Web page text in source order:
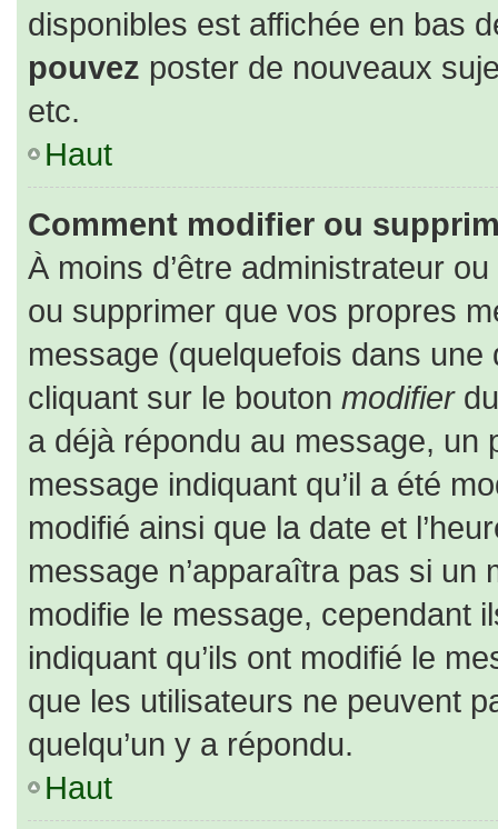
disponibles est affichée en bas
pouvez poster de nouveaux
etc.
Haut
Comment modifier ou
À moins d’être administrateur
ou supprimer que vos propres
message (quelquefois dans
cliquant sur le bouton modifierdu
a déjà répondu au message, un
message indiquant qu’il a été
modifié ainsi que la date et
message n’apparaîtra pas si
modifie le message, cependant
indiquant qu’ils ont modifié le
que les utilisateurs ne peuvent
quelqu’un y a répondu.
Haut